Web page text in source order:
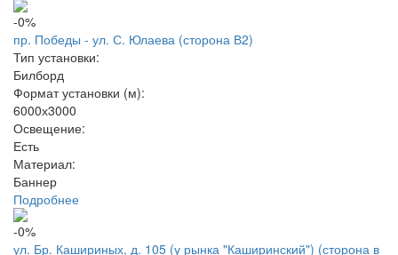
-0%
пр. Победы - ул. С. Юлаева (сторона В2)
Тип установки:
Билборд
Формат установки (м):
6000х3000
Освещение:
Есть
Материал:
Баннер
Подробнее
-0%
ул. Бр. Кашириных, д. 105 (у рынка "Каширинский") (сторона в